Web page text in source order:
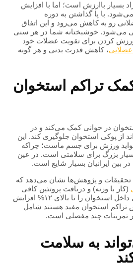
بسیار باارزش است؛ اما با افزایش
با پا گذاشتن به دوره
رو به کاهش می‌رود و این اتفاق
می‌شود. خوشبختانه شما در هر سنی
ورزش کردن برای تقویت عضلات خود
، کاهش قدرت بدنی و هر گونه
تراکم استخوان
در جوانی کمک می‌کند و در
از پوکی استخوان جلوگیری کند. این
ورزش برای جسم ماست؛ چراکه
بزرگ برای سلامتی است. در عین
بین ایرانیان بسیار شایع است.
تحقیقات و پژوهش‌ها نشان می‌دهد که
(کار با وزنه) و دریافت پروتئین کافی
می‌توان تراکم مواد معدنی داخل استخوان را تا بالای ۱۲% افزایش
تراکم استخوان مفید هستند شامل
تمرینات چند مفصلی است.
به سلامت